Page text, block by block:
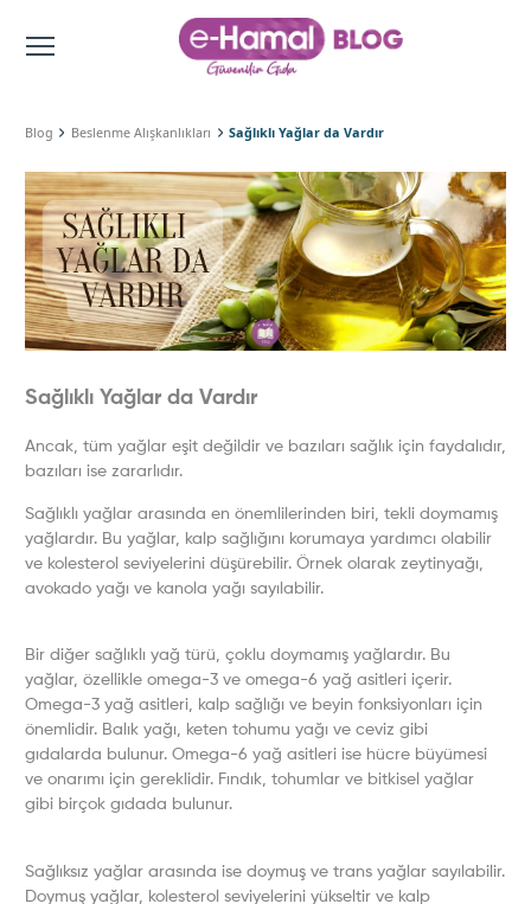
Blog Beslenme Alışkanlıkları Sağlıklı Yağlar da Vardır
Sağlıklı Yağlar da Vardır
Ancak, tüm yağlar eşit değildir ve bazıları sağlık için faydalıdır,
bazıları ise zararlıdır.
Sağlıklı yağlar arasında en önemlilerinden biri, tekli doymamış
yağlardır. Bu yağlar, kalp sağlığını korumaya yardımcı olabilir
ve kolesterol seviyelerini düşürebilir. Örnek olarak zeytinyağı,
avokado yağı ve kanola yağı sayılabilir.
Bir diğer sağlıklı yağ türü, çoklu doymamış yağlardır. Bu
yağlar, özellikle omega-3 ve omega-6 yağ asitleri içerir.
Omega-3 yağ asitleri, kalp sağlığı ve beyin fonksiyonları için
önemlidir. Balık yağı, keten tohumu yağı ve ceviz gibi
gıdalarda bulunur. Omega-6 yağ asitleri ise hücre büyümesi
ve onarımı için gereklidir. Fındık, tohumlar ve bitkisel yağlar
gibi birçok gıdada bulunur.
Sağlıksız yağlar arasında ise doymuş ve trans yağlar sayılabilir.
Doymuş yağlar, kolesterol seviyelerini yükseltir ve kalp